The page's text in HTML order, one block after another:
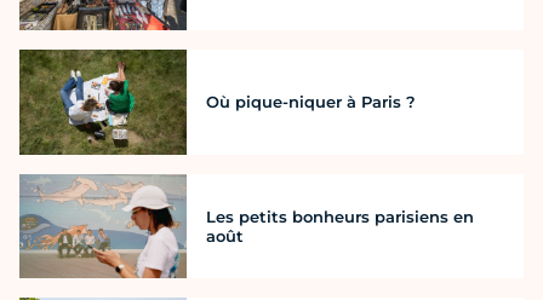
Où pique-niquer à Paris ?
Les petits bonheurs parisiens en
août